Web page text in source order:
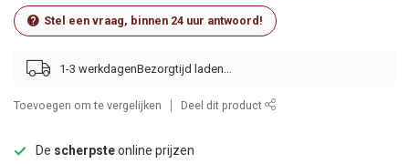
Stel een vraag, binnen 24 uur antwoord!
1-3 werkdagen
Toevoegen om te vergelijken Deel dit product
De scherpsteonline prijzen